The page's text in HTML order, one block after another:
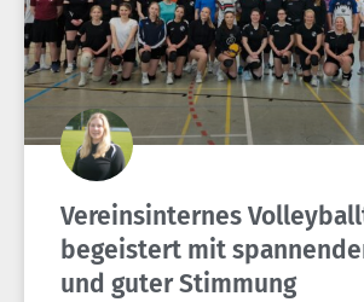
Vereinsinternes
begeistert mit
und guter Stimmung